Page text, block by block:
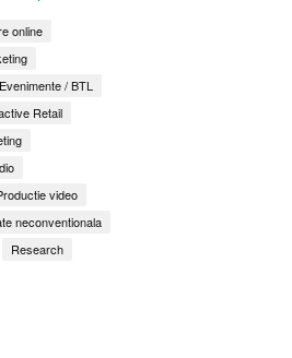
online
Evenimente / BTL
Retail
video
neconventionala
Research